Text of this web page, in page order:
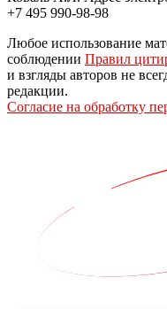
+7 495 990-98-98
Любое использование
соблюдении Правил
и взгляды авторов не
редакции.
Согласие на обработку